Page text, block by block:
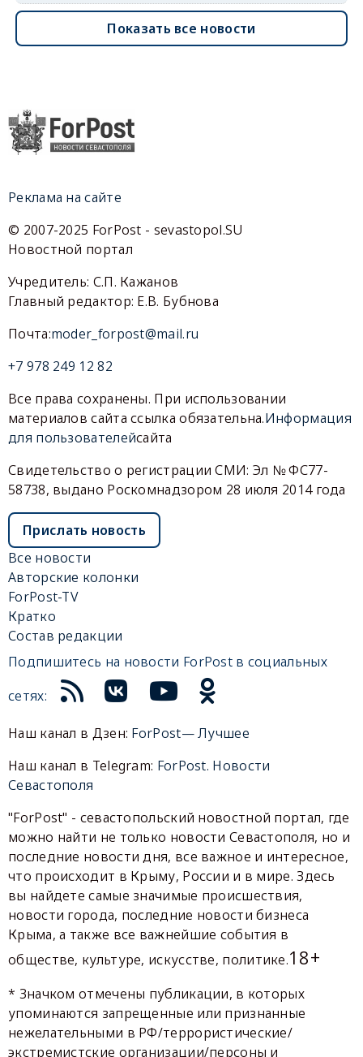
Показать все новости
Реклама на сайте
© 2007-2025 ForPost - sevastopol.SU
Новостной портал
Учредитель: С.П. Кажанов
Главный редактор: Е.В. Бубнова
Почта:moder_forpost@mail.ru
+7 978 249 12 82
Все права сохранены. При использовании
материалов сайта ссылка обязательна.Информация
для пользователейсайта
Свидетельство о регистрации СМИ: Эл № ФС77-
58738, выдано Роскомнадзором 28 июля 2014 года
Прислать новость
Все новости
Авторские колонки
ForPost-TV
Кратко
Состав редакции
Подпишитесь на новости ForPost в социальных
сетях:
Наш канал в Дзен: ForPost— Лучшее
Наш канал в Telegram: ForPost. Новости
Севастополя
"ForPost" - севастопольский новостной портал, где
можно найти не только новости Севастополя, но и
последние новости дня, все важное и интересное,
что происходит в Крыму, России и в мире. Здесь
вы найдете самые значимые происшествия,
новости города, последние новости бизнеса
Крыма, а также все важнейшие события в
обществе, культуре, искусстве, политике.18+
* Значком отмечены публикации, в которых
упоминаются запрещенные или признанные
нежелательными в РФ/террористические/
экстремистские организации/персоны и